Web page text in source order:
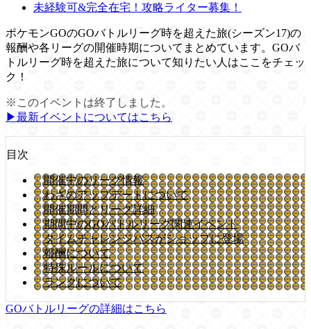
未経験可&完全在宅！攻略ライター募集！
ポケモンGOのGOバトルリーグ時を超えた旅(シーズン17)の
報酬や各リーグの開催時期についてまとめています。GOバ
トルリーグ時を超えた旅について知りたい人はここをチェッ
ク！
※このイベントは終了しました。
▶︎最新イベントについてはこちら
目次
開催中のリーグ情報
わざのアップデートについて
開催期間とリーグ詳細
期間中のGOバトルリーグ関連イベント
タイムチャレンジパスがショップに登場
報酬について
特殊ルールについて
ランクについて
GOバトルリーグの詳細はこちら